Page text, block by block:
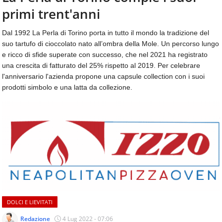
aggiornamenti
quotidiani
temi
come
ospitalità,
ristorazione,
food
&
e
articoli
quotidiani
sul
dell'alimentazione,
dei
fuoricasa,
del
CONTATTI
primi trent'anni
Dal 1992 La Perla di Torino porta in tutto il mondo la tradizione del
suo tartufo di cioccolato nato all’ombra della Mole. Un percorso lungo
e ricco di sfide superate con successo, che nel 2021 ha registrato
una crescita di fatturato del 25% rispetto al 2019. Per celebrare
l'anniversario l'azienda propone una capsule collection con i suoi
prodotti simbolo e una latta da collezione.
DOLCI E LIEVITATI
Redazione 4 Lug 2022 - 07:06